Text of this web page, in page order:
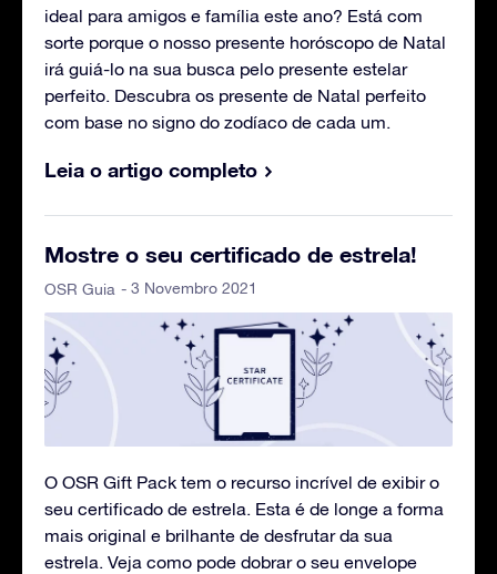
ideal para amigos e família este ano? Está com
sorte porque o nosso presente horóscopo de Natal
irá guiá-lo na sua busca pelo presente estelar
perfeito. Descubra os presente de Natal perfeito
com base no signo do zodíaco de cada um.
Leia o artigo completo
Mostre o seu certificado de estrela!
OSR Guia - 3 Novembro 2021
O OSR Gift Pack tem o recurso incrível de exibir o
seu certificado de estrela. Esta é de longe a forma
mais original e brilhante de desfrutar da sua
estrela. Veja como pode dobrar o seu envelope